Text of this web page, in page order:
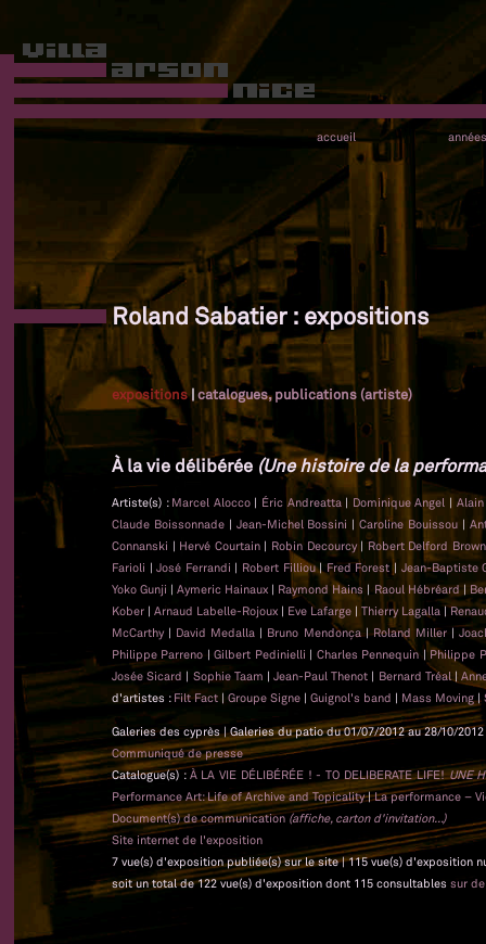
accueil années
Roland Sabatier : expositions
expositions|catalogues, publications (artiste)
À la vie délibérée (Une histoire de la
Artiste(s) : Marcel Alocco | Éric Andreatta | Dominique Angel |
Claude Boissonnade | Jean-Michel Bossini |Caroline Bouissou |
Connanski | Hervé Courtain | Robin Decourcy |Robert Delford
Farioli |José Ferrandi | Robert Filliou| Fred Forest | Jean-Baptiste
Yoko Gunji |Aymeric Hainaux | Raymond Hains | Raoul Hébréard |
Kober |Arnaud Labelle-Rojoux | Eve Lafarge |Thierry Lagalla|
McCarthy | David Medalla | Bruno Mendonça |Roland Miller |
Philippe Parreno |Gilbert Pedinielli | Charles Pennequin | Philippe
Josée Sicard | Sophie Taam | Jean-Paul Thenot | Bernard Tréal|
d'artistes : Filt Fact | Groupe Signe | Guignol's band | Mass Moving|
Galeries des cyprès | Galeries du patio du 01/07/2012 au 28/10/
Communiqué de presse
Catalogue(s) : À LA VIE DÉLIBÉRÉE ! - TO DELIBERATE LIFE!UNE
Performance Art: Life of Archive and Topicality|La performance –
Document(s) de communication (affiche, carton d'invitation...)
Site internet de l'exposition
7 vue(s) d'exposition publiée(s) sur le site | 115 vue(s) d'exposition
soit un total de 122 vue(s) d'exposition dont 115 consultables sur